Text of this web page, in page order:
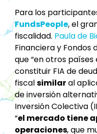
Para los
FundsPeople, el
fiscalidad. Paula de
Financiera y Fondos
que “en otros
constituir FIA de
fiscalsimilaral
de inversión
Inversión Colectiva
“el mercado tiene
operaciones, que